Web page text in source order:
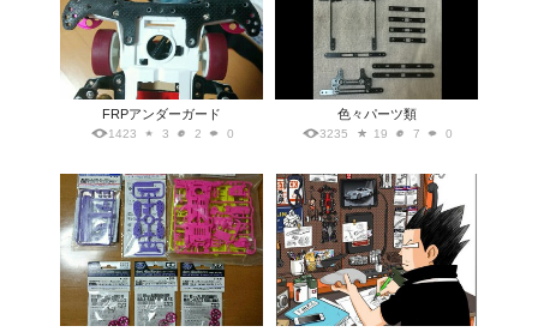
FRPアンダーガード
1423 3 2 0
色々パーツ類
3235 19 7 0